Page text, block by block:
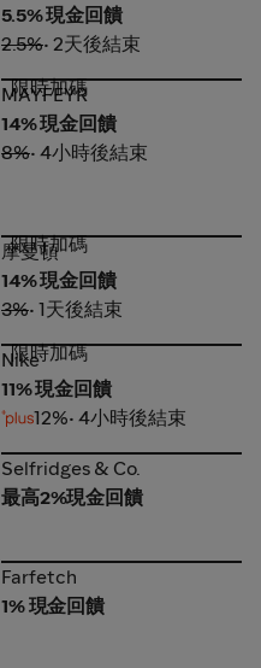
5.5% 現金回饋
2.5%• 2天後結束
MAYFEYR
限時加碼
MAYFEYR
14% 現金回饋
8%• 4小時後結束
摩曼頓
限時加碼
摩曼頓
14% 現金回饋
3%• 1天後結束
Nike
限時加碼
Nike
11% 現金回饋
12%• 4小時後結束
Selfridges & Co.
Selfridges & Co.
最高2%現金回饋
Farfetch
Farfetch
1% 現金回饋